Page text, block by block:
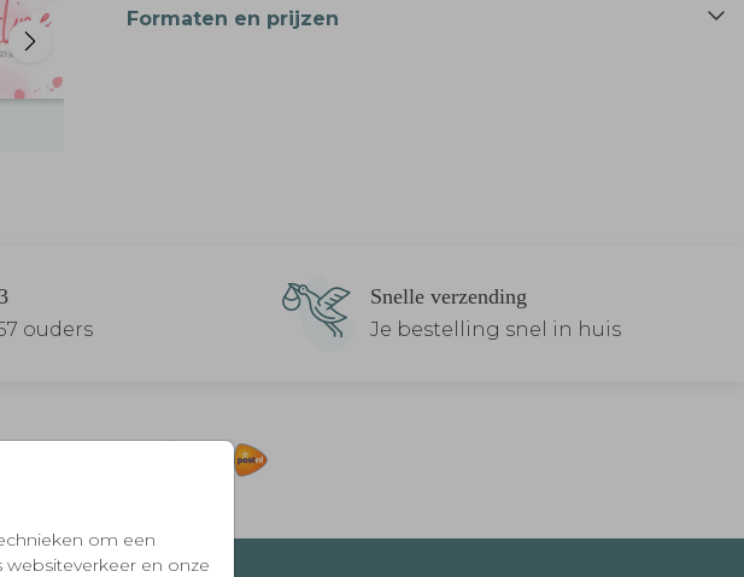
om een
en onze
Formaten en prijzen
ouders
Snelle verzending
Je bestelling snel in huis